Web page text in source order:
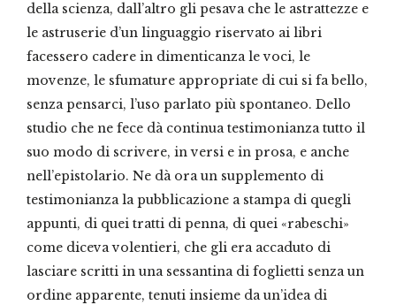
della scienza, dall’altro gli pesava che le astrattezze e
le astruserie d’un linguaggio riservato ai libri
facessero cadere in dimenticanza le voci, le
movenze, le sfumature appropriate di cui si fa bello,
senza pensarci, l’uso parlato più spontaneo. Dello
studio che ne fece dà continua testimonianza tutto il
suo modo di scrivere, in versi e in prosa, e anche
nell’epistolario. Ne dà ora un supplemento di
testimonianza la pubblicazione a stampa di quegli
appunti, di quei tratti di penna, di quei «rabeschi»
come diceva volentieri, che gli era accaduto di
lasciare scritti in una sessantina di foglietti senza un
ordine apparente, tenuti insieme da un’idea di